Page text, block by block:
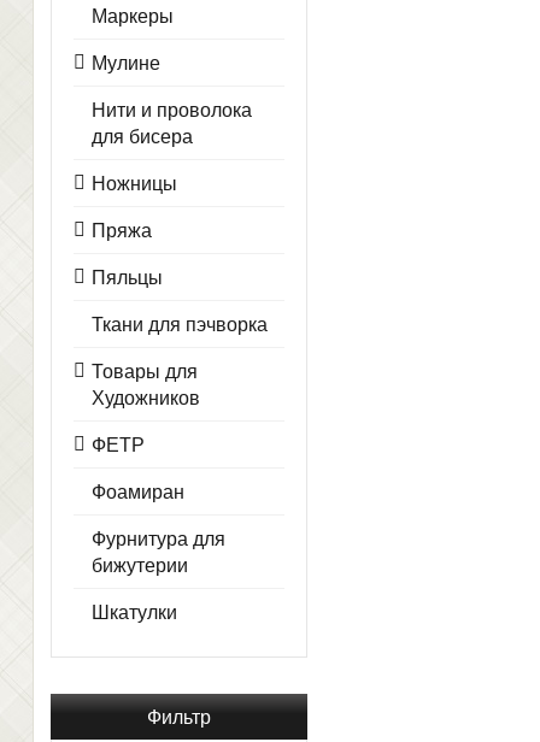
Маркеры
Мулине
Нити и проволока
для бисера
Ножницы
Пряжа
Пяльцы
Ткани для пэчворка
Товары для
Художников
ФЕТР
Фоамиран
Фурнитура для
бижутерии
Шкатулки
Фильтр